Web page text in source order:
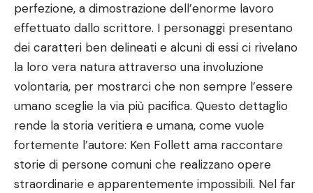
perfezione, a dimostrazione dell’enorme lavoro
effettuato dallo scrittore. I personaggi presentano
dei caratteri ben delineati e alcuni di essi ci rivelano
la loro vera natura attraverso una involuzione
volontaria, per mostrarci che non sempre l’essere
umano sceglie la via più pacifica. Questo dettaglio
rende la storia veritiera e umana, come vuole
fortemente l’autore: Ken Follett ama raccontare
storie di persone comuni che realizzano opere
straordinarie e apparentemente impossibili. Nel far